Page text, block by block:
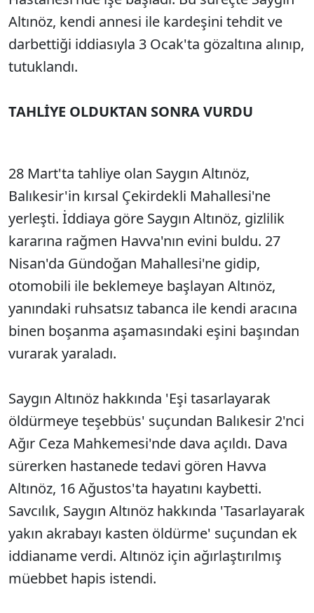
Altınöz, kendi annesi ile kardeşini tehdit ve
darbettiği iddiasıyla 3 Ocak'ta gözaltına alınıp,
tutuklandı.
TAHLİYE OLDUKTAN SONRA VURDU
28 Mart'ta tahliye olan Saygın Altınöz,
Balıkesir'in kırsal Çekirdekli Mahallesi'ne
yerleşti. İddiaya göre Saygın Altınöz, gizlilik
kararına rağmen Havva'nın evini buldu. 27
Nisan'da Gündoğan Mahallesi'ne gidip,
otomobili ile beklemeye başlayan Altınöz,
yanındaki ruhsatsız tabanca ile kendi aracına
binen boşanma aşamasındaki eşini başından
vurarak yaraladı.
Saygın Altınöz hakkında 'Eşi tasarlayarak
öldürmeye teşebbüs' suçundan Balıkesir 2'nci
Ağır Ceza Mahkemesi'nde dava açıldı. Dava
sürerken hastanede tedavi gören Havva
Altınöz, 16 Ağustos'ta hayatını kaybetti.
Savcılık, Saygın Altınöz hakkında 'Tasarlayarak
yakın akrabayı kasten öldürme' suçundan ek
iddianame verdi. Altınöz için ağırlaştırılmış
müebbet hapis istendi.